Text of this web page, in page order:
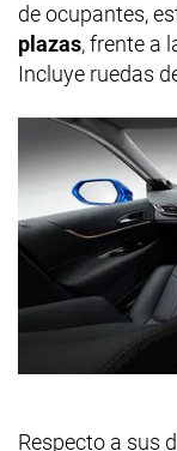
de ocupantes,
plazas, frente a
Incluye ruedas
Respecto a sus